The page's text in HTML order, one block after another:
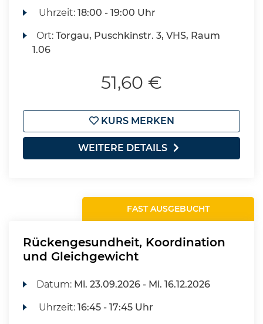
Uhrzeit:18:00 - 19:00 Uhr
Ort:Torgau, Puschkinstr. 3, VHS, Raum
1.06
51,60 €
KURS MERKEN
WEITERE DETAILS
FAST AUSGEBUCHT
Rückengesundheit, Koordination
und Gleichgewicht
Datum: Mi. 23.09.2026 - Mi. 16.12.2026
Uhrzeit:16:45 - 17:45 Uhr